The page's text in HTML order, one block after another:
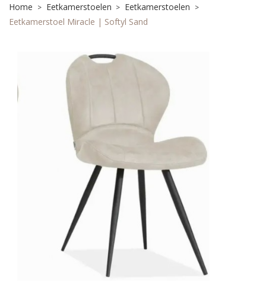
Home Eetkamerstoelen
Eetkamerstoelen
Eetkamerstoel Miracle | Softyl Sand